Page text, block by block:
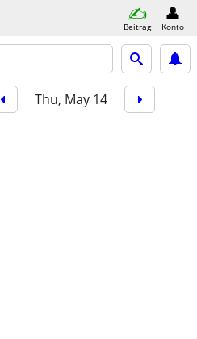
Beitrag Konto
Thu, May 14